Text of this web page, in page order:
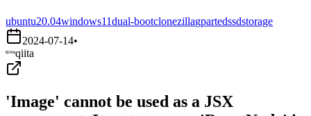
ubuntu20.04windows11dual-bootclonezillagpartedssdstorage
2024-07-14•
qiita
'Image' cannot be used as a JSX